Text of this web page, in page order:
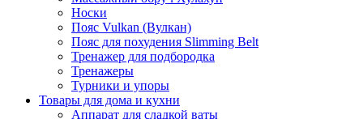
Носки
Пояс Vulkan (Вулкан)
Пояс для похудения Slimming Belt
Тренажер для подбородка
Тренажеры
Турники и упоры
Товары для дома и кухни
Аппарат для сладкой ваты